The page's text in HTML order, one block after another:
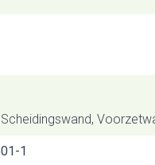
1